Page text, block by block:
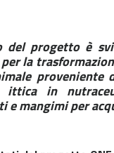
del progetto è
la
proveniente
ittica in
e mangimi per